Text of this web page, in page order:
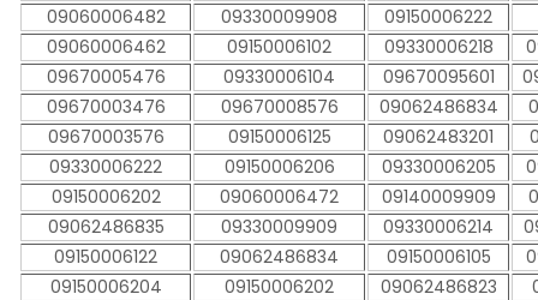
09060006482
09330009908 09150006222
09060006462
09150006102 09330006218
09670005476
09330006104 09670095601
09670003476
09670008576 09062486834
09670003576
09150006125 09062483201
09330006222
09150006206 09330006205
09150006202
09060006472 09140009909
09062486835
09330009909 09330006214
09150006122
09062486834 09150006105
09150006204
09150006202 09062486823